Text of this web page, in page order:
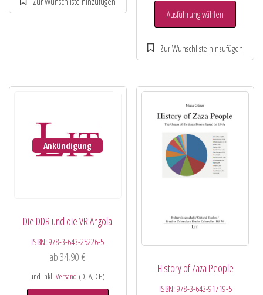
Ausführung wählen
Ankündigung
Die DDR und die VR Angola
ISBN:978-3-643-25226-5
ab34,90€
und inkl.Versand (D, A, CH)
History of Zaza People
ISBN: 978-3-643-91719-5